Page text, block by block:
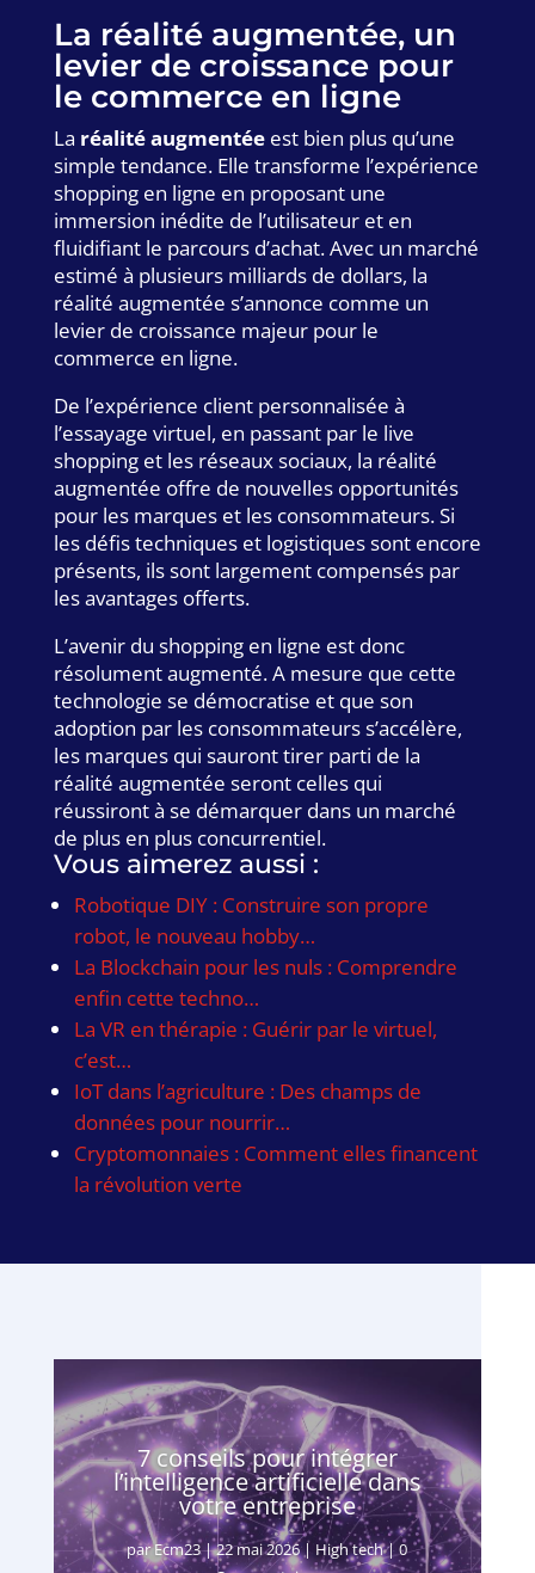
La réalité augmentée, un
levier de croissance pour
le commerce en ligne
La réalité augmentéeest bien plus qu’une
simple tendance. Elle transforme l’expérience
shopping en ligne en proposant une
immersion inédite de l’utilisateur et en
fluidifiant le parcours d’achat. Avec un marché
estimé à plusieurs milliards de dollars, la
réalité augmentée s’annonce comme un
levier de croissance majeur pour le
commerce en ligne.
De l’expérience client personnalisée à
l’essayage virtuel, en passant par le live
shopping et les réseaux sociaux, la réalité
augmentée offre de nouvelles opportunités
pour les marques et les consommateurs. Si
les défis techniques et logistiques sont encore
présents, ils sont largement compensés par
les avantages offerts.
L’avenir du shopping en ligne est donc
résolument augmenté. A mesure que cette
technologie se démocratise et que son
adoption par les consommateurs s’accélère,
les marques qui sauront tirer parti de la
réalité augmentée seront celles qui
réussiront à se démarquer dans un marché
de plus en plus concurrentiel.
Vous aimerez aussi :
Robotique DIY : Construire son propre
robot, le nouveau hobby…
La Blockchain pour les nuls : Comprendre
enfin cette techno…
La VR en thérapie : Guérir par le virtuel,
c’est…
IoT dans l’agriculture : Des champs de
données pour nourrir…
Cryptomonnaies : Comment elles financent
la révolution verte
7 conseils pour intégrer
l’intelligence artificielle dans
votre entreprise
parEcm23|22 mai 2026| High tech| 0